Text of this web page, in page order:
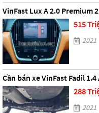
VinFast Lux A 2.0 Premium
515
2021
Cần bán xe VinFast Fadil
288
2021